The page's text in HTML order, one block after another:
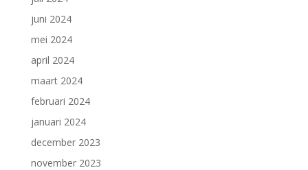
juni 2024
mei 2024
april 2024
maart 2024
februari 2024
januari 2024
december 2023
november 2023